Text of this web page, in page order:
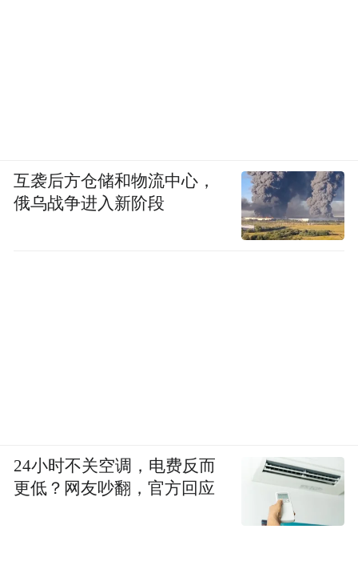
互袭后方仓储和物流中心，
俄乌战争进入新阶段
24小时不关空调，电费反而
更低？网友吵翻，官方回应